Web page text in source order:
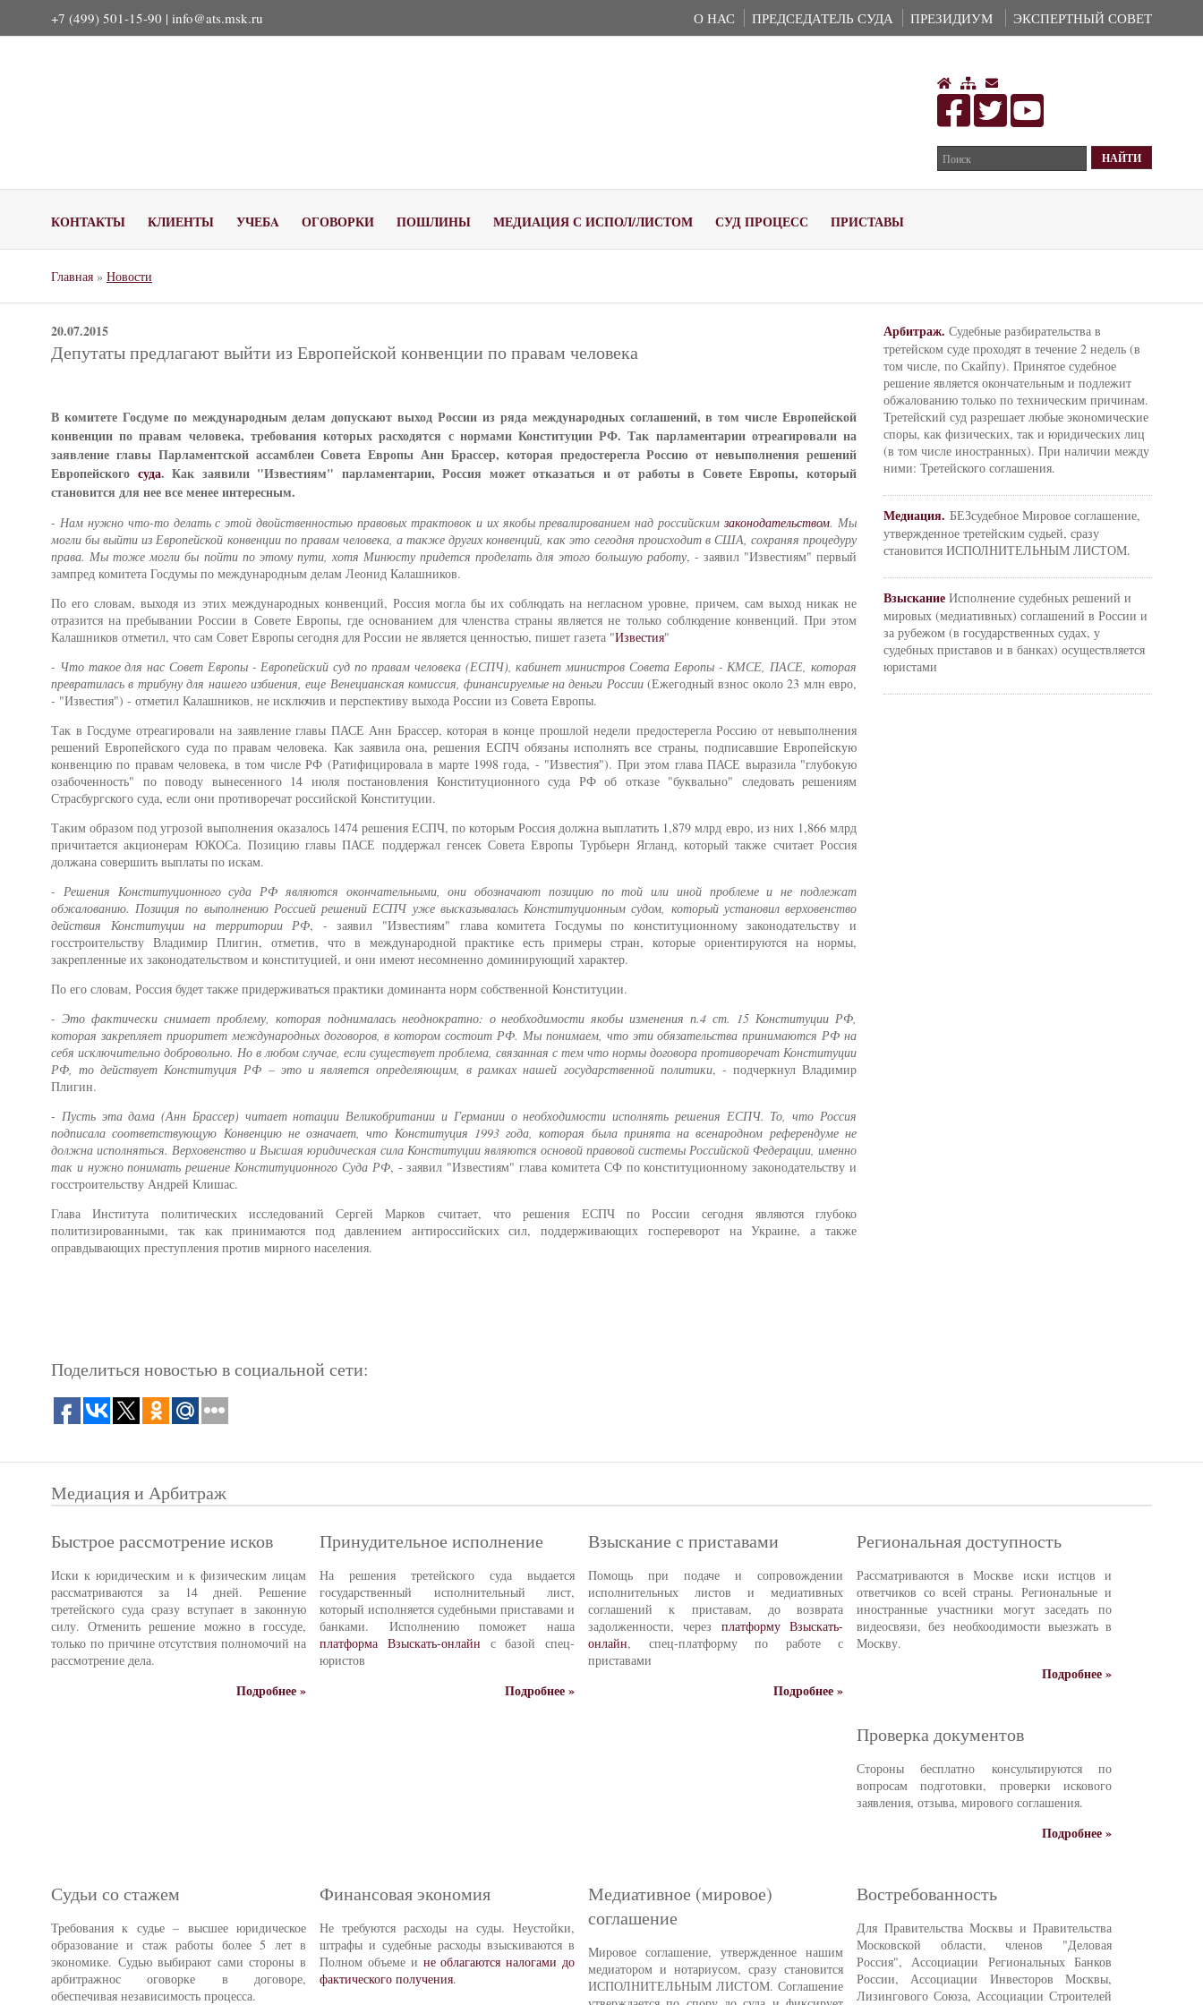
+7 (499) 501-15-90 | info@ats.msk.ru О НАС ПРЕДСЕДАТЕЛЬ СУДА ПРЕЗИДИУМ ЭКСПЕРТНЫЙ СОВЕТ
КОНТАКТЫ КЛИЕНТЫ УЧЕБA ОГОВОРКИ ПОШЛИНЫ МЕДИАЦИЯ С ИСПОЛ/ЛИСТОМ СУД ПРОЦЕСС ПРИСТАВЫ
Главная » Новости
20.07.2015
Депутаты предлагают выйти из Европейской конвенции по правам человека
В комитете Госдуме по международным делам допускают выход России из ряда международных соглашений, в том числе Европейской
конвенции по правам человека, требования которых расходятся с нормами Конституции РФ. Так парламентарии отреагировали на
заявление главы Парламентской ассамблеи Совета Европы Анн Брассер, которая предостерегла Россию от невыполнения решений
Европейского суда. Как заявили "Известиям" парламентарии, Россия может отказаться и от работы в Совете Европы, который
становится для нее все менее интересным.
- Нам нужно что-то делать с этой двойственностью правовых трактовок и их якобы превалированием над российскимзаконодательством. Мы
могли бы выйти из Европейской конвенции по правам человека, а также других конвенций, как это сегодня происходит в США, сохраняя процедуру
права. Мы тоже могли бы пойти по этому пути, хотя Минюсту придется проделать для этого большую работу, - заявил "Известиям" первый
зампред комитета Госдумы по международным делам Леонид Калашников.
По его словам, выходя из этих международных конвенций, Россия могла бы их соблюдать на негласном уровне, причем, сам выход никак не
отразится на пребывании России в Совете Европы, где основанием для членства страны является не только соблюдение конвенций. При этом
Калашников отметил, что сам Совет Европы сегодня для России не является ценностью, пишет газета "Известия"
- Что такое для нас Совет Европы - Европейский суд по правам человека (ЕСПЧ), кабинет министров Совета Европы - КМСЕ, ПАСЕ, которая
превратилась в трибуну для нашего избиения, еще Венецианская комиссия, финансируемые на деньги России(Ежегодный взнос около 23 млн евро,
- "Известия") - отметил Калашников, не исключив и перспективу выхода России из Совета Европы.
Так в Госдуме отреагировали на заявление главы ПАСЕ Анн Брассер, которая в конце прошлой недели предостерегла Россию от невыполнения
решений Европейского суда по правам человека. Как заявила она, решения ЕСПЧ обязаны исполнять все страны, подписавшие Европейскую
конвенцию по правам человека, в том числе РФ (Ратифицировала в марте 1998 года, - "Известия"). При этом глава ПАСЕ выразила "глубокую
озабоченность" по поводу вынесенного 14 июля постановления Конституционного суда РФ об отказе "буквально" следовать решениям
Страсбургского суда, если они противоречат российской Конституции.
Таким образом под угрозой выполнения оказалось 1474 решения ЕСПЧ, по которым Россия должна выплатить 1,879 млрд евро, из них 1,866 млрд
причитается акционерам ЮКОСа. Позицию главы ПАСЕ поддержал генсек Совета Европы Турбьерн Ягланд, который также считает Россия
должана совершить выплаты по искам.
- Решения Конституционного суда РФ являются окончательными, они обозначают позицию по той или иной проблеме и не подлежат
обжалованию. Позиция по выполнению Россией решений ЕСПЧ уже высказывалась Конституционным судом, который установил верховенство
действия Конституции на территории РФ, - заявил "Известиям" глава комитета Госдумы по конституционному законодательству и
госстроительству Владимир Плигин, отметив, что в международной практике есть примеры стран, которые ориентируются на нормы,
закрепленные их законодательством и конституцией, и они имеют несомненно доминирующий характер.
По его словам, Россия будет также придерживаться практики доминанта норм собственной Конституции.
- Это фактически снимает проблему, которая поднималась неоднократно: о необходимости якобы изменения п.4 ст. 15 Конституции РФ,
которая закрепляет приоритет международных договоров, в котором состоит РФ. Мы понимаем, что эти обязательства принимаются РФ на
себя исключительно добровольно. Но в любом случае, если существует проблема, связанная с тем что нормы договора противоречат Конституции
РФ, то действует Конституция РФ – это и является определяющим, в рамках нашей государственной политики, - подчеркнул Владимир
Плигин.
- Пусть эта дама (Анн Брассер) читает нотации Великобритании и Германии о необходимости исполнять решения ЕСПЧ. То, что Россия
подписала соответствующую Конвенцию не означает, что Конституция 1993 года, которая была принята на всенародном референдуме не
должна исполняться. Верховенство и Высшая юридическая сила Конституции являются основой правовой системы Российской Федерации, именно
так и нужно понимать решение Конституционного Суда РФ, - заявил "Известиям" глава комитета СФ по конституционному законодательству и
госстроительству Андрей Клишас.
Глава Института политических исследований Сергей Марков считает, что решения ЕСПЧ по России сегодня являются глубоко
политизированными, так как принимаются под давлением антироссийских сил, поддерживающих госпереворот на Украине, а также
оправдывающих преступления против мирного населения.
Поделиться новостью в социальной сети:
Арбитраж. Судебные разбирательства в
третейском суде проходят в течение 2 недель (в
том числе, по Скайпу). Принятое судебное
решение является окончательным и подлежит
обжалованию только по техническим причинам.
Третейский суд разрешает любые экономические
споры, как физических, так и юридических лиц
(в том числе иностранных). При наличии между
ними: Третейского соглашения.
Медиация. БЕЗсудебное Мировое соглашение,
утвержденное третейским судьей, сразу
становится ИСПОЛНИТЕЛЬНЫМ ЛИСТОМ.
Взыскание Исполнение судебных решений и
мировых (медиативных) соглашений в России и
за рубежом (в государственных судах, у
судебных приставов и в банках) осуществляется
юристами
Медиация и Арбитраж
Быстрое рассмотрение исков
Иски к юридическим и к физическим лицам
рассматриваются за 14 дней. Решение
третейского суда сразу вступает в законную
силу. Отменить решение можно в госсуде,
только по причине отсутствия полномочий на
рассмотрение дела.
Подробнее »
Принудительное исполнение
На решения третейского суда выдается
государственный исполнительный лист,
который исполняется судебными приставами и
банками. Исполнению поможет наша
платформа Взыскать-онлайн с базой спец-
юристов
Подробнее »
Взыскание с приставами
Помощь при подаче и сопровождении
исполнительных листов и медиативных
соглашений к приставам, до возврата
задолженности, через платформу Взыскать-
онлайн, спец-платформу по работе с
приставами
Подробнее »
Региональная доступность
Рассматриваются в Москве иски истцов и
ответчиков со всей страны. Региональные и
иностранные участники могут заседать по
видеосвязи, без необхоодимости выезжать в
Москву.
Подробнее »
Проверка документов
Стороны бесплатно консультируются по
вопросам подготовки, проверки искового
заявления, отзыва, мирового соглашения.
Подробнее »
Судьи со стажем
Требования к судье – высшее юридическое
образование и стаж работы более 5 лет в
экономике. Судью выбирают сами стороны в
арбитражнос оговорке в договоре,
обеспечивая независимость процесса.
Финансовая экономия
Не требуются расходы на суды. Неустойки,
штрафы и судебные расходы взыскиваются в
Полном объеме и не облагаются налогами до
фактического получения.
Медиативное (мировое)
соглашение
Мировое соглашение, утвержденное нашим
медиатором и нотариусом, сразу становится
ИСПОЛНИТЕЛЬНЫМ ЛИСТОМ. Соглашение
Востребованность
Для Правительства Москвы и Правительства
Московской области, членов "Деловая
Россия", Ассоциации Региональных Банков
России, Ассоциации Инвесторов Москвы,
Лизингового Союза, Ассоциации Строителей